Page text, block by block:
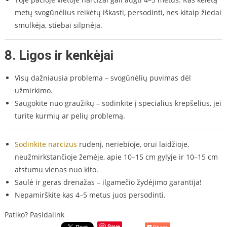
metų svogūnėlius reikėtų iškasti, persodinti, nes kitaip žiedai
smulkėja, stiebai silpnėja.
8. Ligos ir kenkėjai
Visų dažniausia problema – svogūnėlių puvimas dėl
užmirkimo.
Saugokite nuo graužikų – sodinkite į specialius krepšelius, jei
turite kurmių ar pelių problemą.
Sodinkite narcizus rudenį, neriebioje, orui laidžioje,
neužmirkstančioje žemėje, apie 10–15 cm gylyje ir 10–15 cm
atstumu vienas nuo kito.
Saulė ir geras drenažas – ilgamečio žydėjimo garantija!
Nepamirškite kas 4–5 metus juos persodinti.
Patiko? Pasidalink